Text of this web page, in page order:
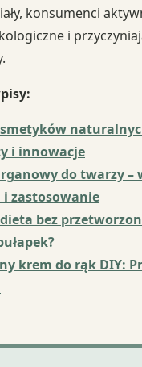
konsumenci
i
i innowacje
do twarzy –
i zastosowanie
bez
krem do rąk DIY: